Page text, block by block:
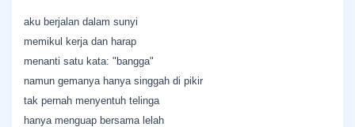
aku berjalan dalam sunyi
memikul kerja dan harap
menanti satu kata: "bangga"
namun gemanya hanya singgah di pikir
tak pernah menyentuh telinga
hanya menguap bersama lelah